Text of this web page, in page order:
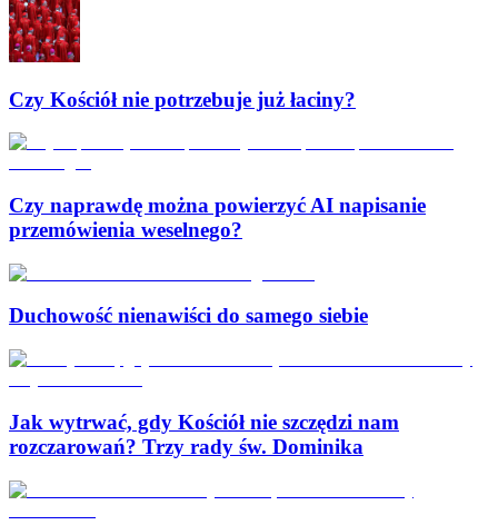
Czy Kościół nie potrzebuje już łaciny?
Czy naprawdę można powierzyć AI napisanie
przemówienia weselnego?
Duchowość nienawiści do samego siebie
Jak wytrwać, gdy Kościół nie szczędzi nam
rozczarowań? Trzy rady św. Dominika